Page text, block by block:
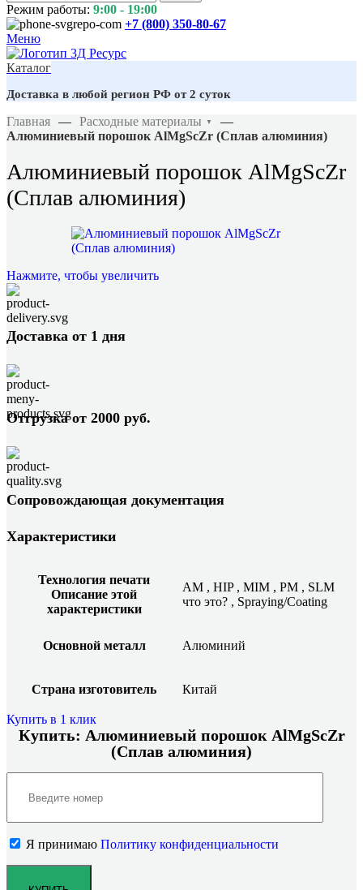
Режим работы: 9:00 - 19:00
+7 (800) 350-80-67
Меню
Каталог
Доставка в любой регион РФ от 2 суток
Главная — Расходные материалы ▼
—
Алюминиевый порошок AlMgScZr (Сплав алюминия)
Алюминиевый порошок AlMgScZr
(Сплав алюминия)
Нажмите, чтобы увеличить
Доставка от 1 дня
Отгрузка от 2000 руб.
Сопровождающая документация
Характеристики
Технология печати
Описание этой
характеристики
AM , HIP , MIM , PM , SLM
что это? , Spraying/Coating
Основной металл Алюминий
Страна изготовитель Китай
Купить в 1 клик
Купить: Алюминиевый порошок AlMgScZr
(Сплав алюминия)
Я принимаю Политику конфиденциальности